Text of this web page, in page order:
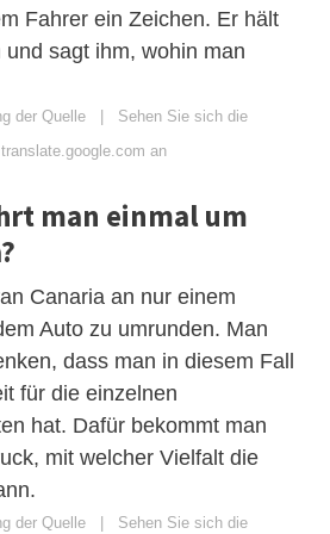
Fahrer ein Zeichen. Er hält
sagt ihm, wohin man
der Quelle | Sehen Sie sich die
an
man einmal um
Canaria an nur einem
Auto zu umrunden. Man
dass man in diesem Fall
für die einzelnen
hat. Dafür bekommt man
mit welcher Vielfalt die
der Quelle | Sehen Sie sich die